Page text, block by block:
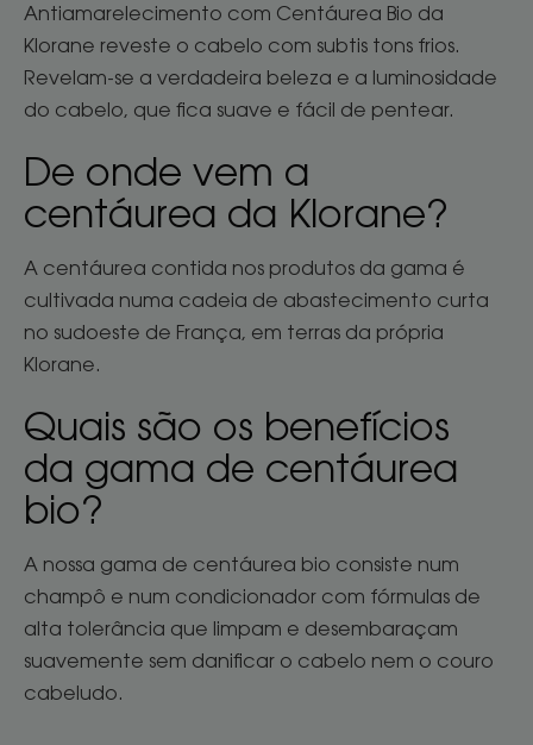
Antiamarelecimento com Centáurea Bio da
Klorane reveste o cabelo com subtis tons frios.
Revelam-se a verdadeira beleza e a luminosidade
do cabelo, que fica suave e fácil de pentear.
De onde vem a
centáurea da Klorane?
A centáurea contida nos produtos da gama é
cultivada numa cadeia de abastecimento curta
no sudoeste de França, em terras da própria
Klorane.
Quais são os benefícios
da gama de centáurea
bio?
A nossa gama de centáurea bio consiste num
champô e num condicionador com fórmulas de
alta tolerância que limpam e desembaraçam
suavemente sem danificar o cabelo nem o couro
cabeludo.